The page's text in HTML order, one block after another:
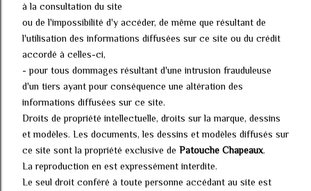
à la consultation du site
ou de l'impossibilité d'y accéder, de même que résultant de
l'utilisation des informations diffusées sur ce site ou du crédit
accordé à celles-ci,
- pour tous dommages résultant d'une intrusion frauduleuse
d'un tiers ayant pour conséquence une altération des
informations diffusées sur ce site.
Droits de propriété intellectuelle, droits sur la marque, dessins
et modèles. Les documents, les dessins et modèles diffusés sur
ce site sont la propriété exclusive de Patouche Chapeaux.
La reproduction en est expressément interdite.
Le seul droit conféré à toute personne accédant au site est